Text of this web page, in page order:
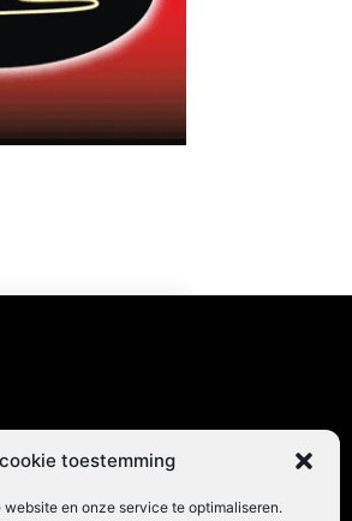
toestemming
en onze service te optimaliseren.